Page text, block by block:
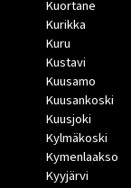
Kuortane
Kurikka
Kuru
Kustavi
Kuusamo
Kuusankoski
Kuusjoki
Kylmäkoski
Kymenlaakso
Kyyjärvi